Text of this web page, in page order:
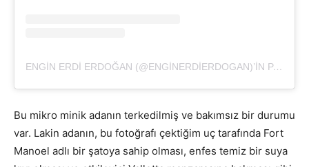
ENGIN ERDI ERDOĞAN (@ENGINERDIERDOGAN)’IN PAYLAŞTIĞI BIR GÖNDERI
Bu mikro minik adanın terkedilmiş ve bakımsız bir durumu
var. Lakin adanın, bu fotoğrafı çektiğim uç tarafında Fort
Manoel adlı bir şatoya sahip olması, enfes temiz bir suya